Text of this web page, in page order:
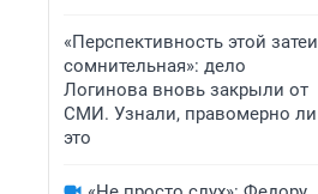
«Перспективность этой затеи
сомнительная»: дело
Логинова вновь закрыли от
СМИ. Узнали, правомерно ли
это